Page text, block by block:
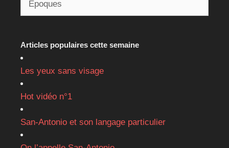
Articles populaires cette semaine
Les yeux sans visage
Hot vidéo n°1
San-Antonio et son langage particulier